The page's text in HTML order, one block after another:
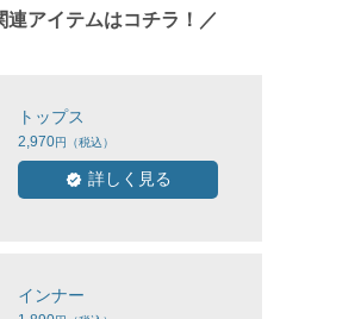
連アイテムはコチラ！／
トップス
2,970
詳しく見る
インナー